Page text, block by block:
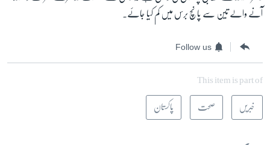
آنے والے تين سے پانچ برس ميں کم کيا جائے۔
Follow us
This item is part of
خبریں صحت پاکستان